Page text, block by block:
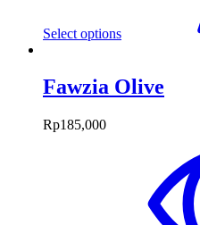
Select options
Fawzia Olive
Rp185,000